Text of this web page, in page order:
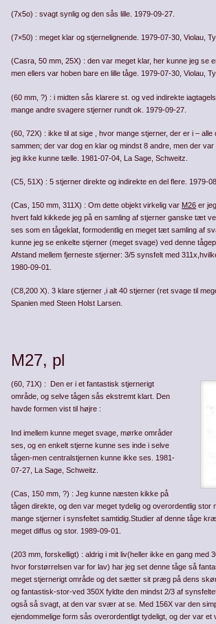
(7x5o) : svagt synlig og den sås lille. 1979-09-27.
(7×50) : meget klar og stjernelignende. 1979-07-30, Violau,
(Casra, 50 mm, 25X) : den var meget klar, her kunne jeg se
men ellers var hoben bare en lille tåge. 1979-07-30, Violau,
(60 mm, ?) : i midten sås klarere st. og ved indirekte
mange andre svagere stjerner rundt ok. 1979-09-27.
(60, 72X) : ikke til at sige , hvor mange stjerner, der er i –
sammen; der var dog en klar og mindst 8 andre, men der
jeg ikke kunne tælle. 1981-07-04, La Sage, Schweitz.
(C5, 51X) : 5 stjerner direkte og indirekte en del flere. 1979-
(Cas, 150 mm, 311X) : Om dette objekt virkelig var M26 er
hvert fald kikkede jeg på en samling af stjerner ganske tæt
ses som en tågeklat, formodentlig en meget tæt samling af
kunne jeg se enkelte stjerner (meget svage) ved denne
Afstand mellem fjerneste stjerner: 3/5 syns­felt med
1980-09-01.
(C8,200 X). 3 klare stjerner ,i alt 40 stjerner (ret svage til
Spanien med Steen Holst Larsen.
M27, pl
(60, 71X) : Den er i et fantastisk stjernerigt
område, og selve tågen sås ekstremt klart. Den
havde formen vist til højre :
Ind imellem kunne meget svage, mørke områder
ses, og en enkelt stjerne kunne ses inde i selve
tågen-men centralstjernen kunne ikke ses. 1981-
07-27, La Sage, Schweitz.
(Cas, 150 mm, ?) : Jeg kunne næsten kikke på
tågen direkte, og den var meget tydelig og overordentlig stor
mange stjerner i synsfeltet samtidig.Studier af denne tåge
meget diffus og stor. 1989-09-01.
(203 mm, forskelligt) : aldrig i mit liv(heller ikke en gang med
hvor forstørrelsen var for lav) har jeg set denne tåge så
meget stjer­nerigt område og det sætter sit præg på dens
og fantastisk-stor-ved 350X fyldte den mindst 2/3 af
også så svagt, at den var svær at se. Med 156X var den
ejen­dommelige form sås overordentligt tydeligt, og der var et